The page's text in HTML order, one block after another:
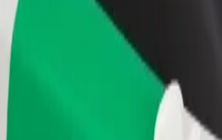
un vistazo a nuestros servicios y encuentra la mejor
Descargar la app